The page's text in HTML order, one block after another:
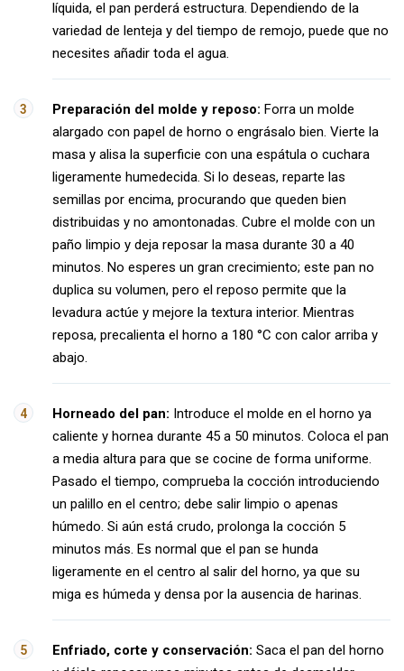
líquida, el pan perderá estructura. Dependiendo de la
variedad de lenteja y del tiempo de remojo, puede que no
necesites añadir toda el agua.
Preparación del molde y reposo: Forra un molde
alargado con papel de horno o engrásalo bien. Vierte la
masa y alisa la superficie con una espátula o cuchara
ligeramente humedecida. Si lo deseas, reparte las
semillas por encima, procurando que queden bien
distribuidas y no amontonadas. Cubre el molde con un
paño limpio y deja reposar la masa durante 30 a 40
minutos. No esperes un gran crecimiento; este pan no
duplica su volumen, pero el reposo permite que la
levadura actúe y mejore la textura interior. Mientras
reposa, precalienta el horno a 180 °C con calor arriba y
abajo.
Horneado del pan: Introduce el molde en el horno ya
caliente y hornea durante 45 a 50 minutos. Coloca el pan
a media altura para que se cocine de forma uniforme.
Pasado el tiempo, comprueba la cocción introduciendo
un palillo en el centro; debe salir limpio o apenas
húmedo. Si aún está crudo, prolonga la cocción 5
minutos más. Es normal que el pan se hunda
ligeramente en el centro al salir del horno, ya que su
miga es húmeda y densa por la ausencia de harinas.
Enfriado, corte y conservación: Saca el pan del horno